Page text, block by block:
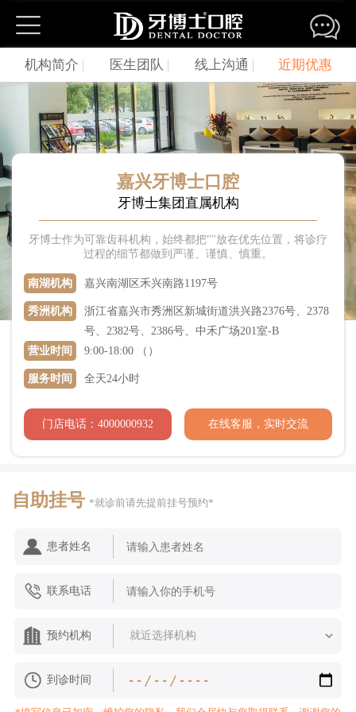
牙博士口腔连锁机构
苏州园区湖西机构 苏州园区湖东机构 苏州新区机构
苏州姑苏机构 苏州观前机构 苏州吴中机构
苏州相城机构 吴江松陵机构 吴江盛泽机构
昆山城北机构
常熟机构
嘉兴南湖机构 嘉兴秀洲总院 温州银泰机构
温州新城机构 温岭机构
南京机构 温州机构 上海浦东机构
上海杨浦机构
机构简介 | 医生团队 | 线上沟通 | 近期优惠
嘉兴牙博士口腔
牙博士集团直属机构
牙博士作为可靠齿科机构，始终都把""放在优先位置，将诊疗
过程的细节都做到严谨、谨慎、慎重。
南湖机构 嘉兴南湖区禾兴南路1197号
秀洲机构
浙江省嘉兴市秀洲区新城街道洪兴路2376号、2378
号、2382号、2386号、中禾广场201室-B
营业时间
9:00-18:00 （）
服务时间 全天24小时
门店电话：4000000932 在线客服，实时交流
自助挂号 *就诊前请先提前挂号预约*
患者姓名
联系电话
预约机构
到诊时间